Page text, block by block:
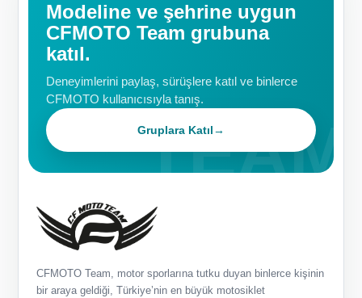
Modeline ve şehrine uygun
CFMOTO Team grubuna
katıl.
Deneyimlerini paylaş, sürüşlere katıl ve binlerce
CFMOTO kullanıcısıyla tanış.
Gruplara Katıl→
CFMOTO Team, motor sporlarına tutku duyan binlerce kişinin
bir araya geldiği, Türkiye’nin en büyük motosiklet